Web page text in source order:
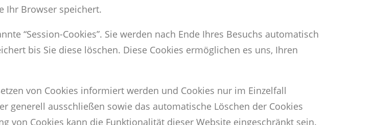
Ihr Browser speichert.
“Session-Cookies”. Sie werden nach Ende Ihres Besuchs automatisch
bis Sie diese löschen. Diese Cookies ermöglichen es uns, Ihren
von Cookies informiert werden und Cookies nur im Einzelfall
generell ausschließen sowie das automatische Löschen der Cookies
von Cookies kann die Funktionalität dieser Website eingeschränkt sein.